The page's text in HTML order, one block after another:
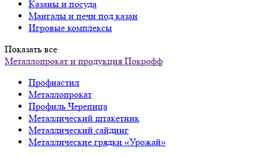
Казаны и посуда
Мангалы и печи под казан
Игровые комплексы
Показать все
Металлопрокат и продукция Покрофф
Профнастил
Металлопрокат
Профиль Черепица
Металлический штакетник
Металлический сайдинг
Металлические грядки «Урожай»